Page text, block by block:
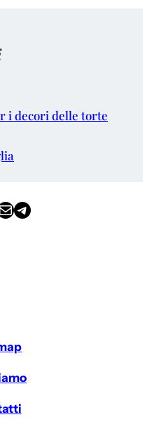
i decori delle torte
Telegram